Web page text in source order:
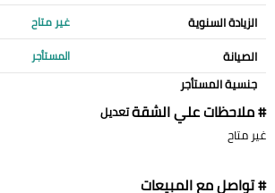
الزيادة السنوية غير متاح
الصيانة المستأجر
جنسية المستأجر
# ملاحظات علي الشقةتعديل
غير متاح
# تواصل مع المبيعات